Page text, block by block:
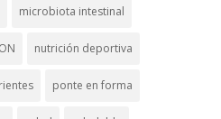
microbiota intestinal
nutrición deportiva
ponte en forma